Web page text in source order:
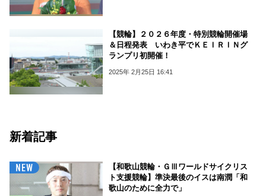
【競輪】２０２６年度・特別競輪開催場
＆日程発表 いわき平でＫＥＩＲＩＮグ
ランプリ初開催！
2025年 2月25日 16:41
新着記事
【和歌山競輪・ＧⅢワールドサイクリス
ト支援競輪】準決最後のイスは南潤「和
歌山のために全力で」